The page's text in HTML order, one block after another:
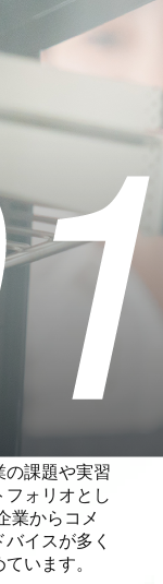
の課題や実習
フォリオとし
業からコメ
イスが多く
います。